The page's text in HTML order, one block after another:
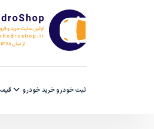
ثبت خودروخرید خودرو